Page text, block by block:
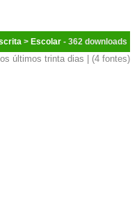
> Escolar - 362
últimos trinta dias | (4 fontes)